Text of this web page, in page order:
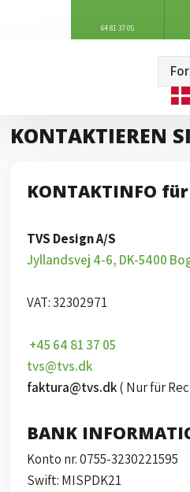
64 81 37 05
KONTAKTIEREN
​KONTAKTINFO
TVS Design A/S
Jyllandsvej 4-6, DK-5400
VAT: 32302971​
+45 64 81 37 05
tvs@tvs.dk
faktura@tvs.dk ( Nur für
BANK
​Konto nr. 0755-3230221595
​Swift: MISPDK21